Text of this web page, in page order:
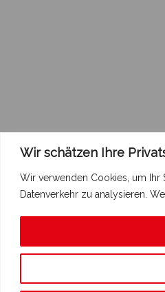
Wir schätzen Ihre
Wir verwenden Cookies, um Ihr
Datenverkehr zu analysieren.